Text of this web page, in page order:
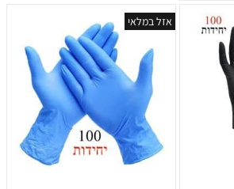
אזל במלאי